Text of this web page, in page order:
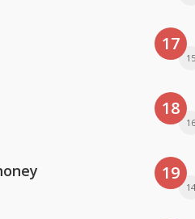
17
15
18
16
19
14